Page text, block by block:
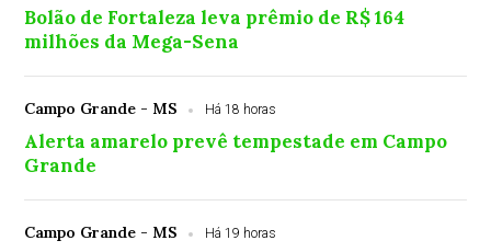
Bolão de Fortaleza leva prêmio de R$ 164
milhões da Mega-Sena
Campo Grande - MS Há 18 horas
Alerta amarelo prevê tempestade em Campo
Grande
Campo Grande - MS Há 19 horas